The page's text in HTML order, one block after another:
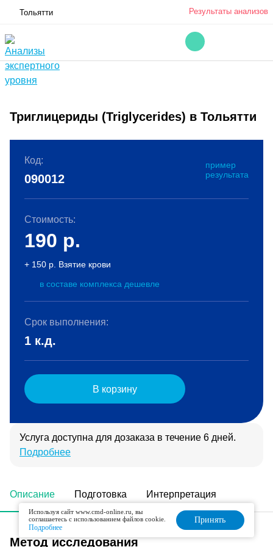
Тольятти Результаты анализов
Триглицериды (Triglycerides) в Тольятти
Описание Подготовка Интерпретация
Метод исследования
Код:
пример
результата
090012
Стоимость:
190 р.
+ 150 р. Взятие крови
в составе комплекса дешевле
Срок выполнения:
1 к.д.
В корзину
Услуга доступна для дозаказа в течение 6 дней.
Подробнее
Используя сайт www.cmd-online.ru, вы
соглашаетесь с использованием файлов cookie.
Подробнее
Принять